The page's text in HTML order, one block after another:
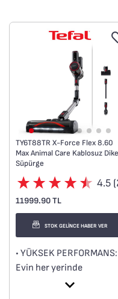
TY6T88TR X-Force Flex 8.60
Max Animal Care Kablosuz
Süpürge
4.5
11999.90 TL
STOK GELİNCE HABER VER
• YÜKSEK PERFORMANS:
Evin her yerinde
derinlemesine temizlik